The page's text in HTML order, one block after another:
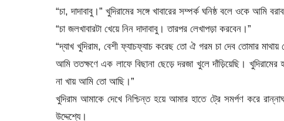
“চা, দাদাবাবু।” খুদিরামের সঙ্গে খাবারের সম্পর্ক ঘনিষ্ঠ বলে ওকে আমি
“চা জলখাবারটা খেয়ে নিন দাদাবাবু। তারপর লেখাপড়া করবেন।”
“দ্যাখ খুদিরাম, বেশী ফ্যাচফ্যাচ করেছ তো ঐ গরম চা দেব তোমার মাথায়
আমি ততক্ষণে এক লাফে বিছানা ছেড়ে দরজা খুলে দাঁড়িয়েছি। খুদিরামের
না খায় আমি তো আছি।”
খুদিরাম আমাকে দেখে নিশ্চিন্ত হয়ে আমার হাতে ট্রে সমর্পণ করে
উদ্দেশ্যে।